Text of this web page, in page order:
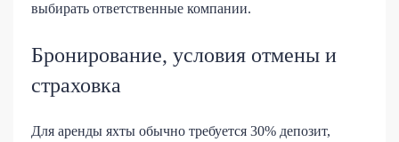
выбирать ответственные компании.
Бронирование, условия отмены и
страховка
Для аренды яхты обычно требуется 30% депозит,